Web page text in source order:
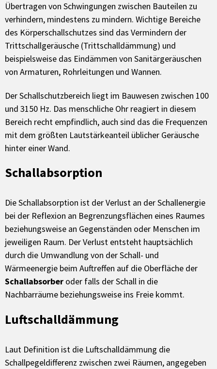
Übertragen von Schwingungen zwischen Bauteilen zu
verhindern, mindestens zu mindern. Wichtige Bereiche
des Körperschallschutzes sind das Vermindern der
Trittschallgeräusche (Trittschalldämmung) und
beispielsweise das Eindämmen von Sanitärgeräuschen
von Armaturen, Rohrleitungen und Wannen.
Der Schallschutzbereich liegt im Bauwesen zwischen 100
und 3150 Hz. Das menschliche Ohr reagiert in diesem
Bereich recht empfindlich, auch sind das die Frequenzen
mit dem größten Lautstärkeanteil üblicher Geräusche
hinter einer Wand.
Schallabsorption
Die Schallabsorption ist der Verlust an der Schallenergie
bei der Reflexion an Begrenzungsflächen eines Raumes
beziehungsweise an Gegenständen oder Menschen im
jeweiligen Raum. Der Verlust entsteht hauptsächlich
durch die Umwandlung von der Schall- und
Wärmeenergie beim Auftreffen auf die Oberfläche der
Schallabsorber oder falls der Schall in die
Nachbarräume beziehungsweise ins Freie kommt.
Luftschalldämmung
Laut Definition ist die Luftschalldämmung die
Schallpegeldifferenz zwischen zwei Räumen, angegeben